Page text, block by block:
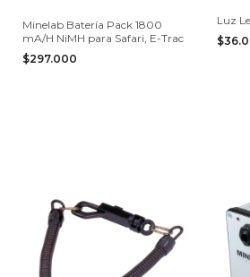
Minelab Batería Pack 1800
mA/H NiMH para Safari, E-Trac
$297.000
Luz